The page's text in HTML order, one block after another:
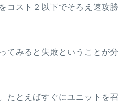
コスト２以下でそろえ速攻勝
てみると失敗ということが分
たとえばすぐにユニットを召